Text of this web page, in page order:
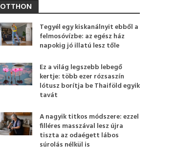
OTTHON
Tegyél egy kiskanálnyit ebből a
felmosóvízbe: az egész ház
napokig jó illatú lesz tőle
Ez a világ legszebb lebegő
kertje: több ezer rózsaszín
lótusz borítja be Thaiföld egyik
tavát
A nagyik titkos módszere: ezzel
filléres masszával lesz újra
tiszta az odaégett lábos
súrolás nélkül is